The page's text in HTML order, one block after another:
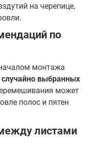
на черепице,
по
монтажа
выбранных
может
полос и пятен
листами